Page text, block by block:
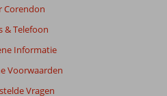
Corendon
& Telefoon
Informatie
Voorwaarden
Vragen